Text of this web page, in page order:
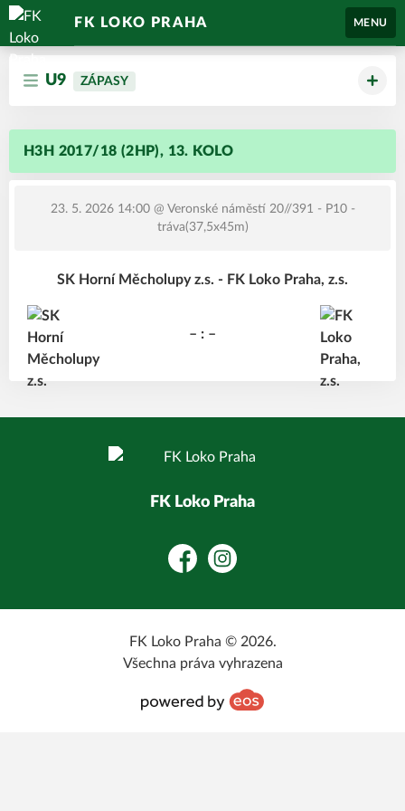
FK LOKO PRAHA MENU
U9 ZÁPASY
H3H 2017/18 (2HP), 13. KOLO
23. 5. 2026 14:00@ Veronské náměstí 20//391 - P10 -
tráva(37,5x45m)
SK Horní Měcholupy z.s. - FK Loko Praha, z.s.
– : –
FK Loko Praha
FacebookInstagram
FK Loko Praha © 2026.
Všechna práva vyhrazena